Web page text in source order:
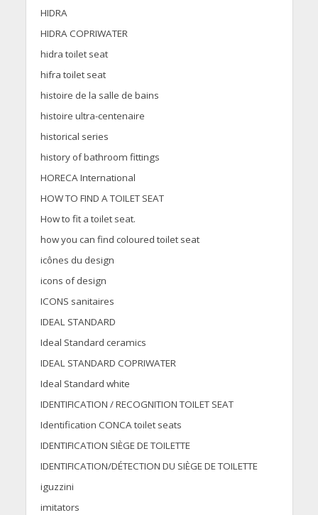
HIDRA
HIDRA COPRIWATER
hidra toilet seat
hifra toilet seat
histoire de la salle de bains
histoire ultra-centenaire
historical series
history of bathroom fittings
HORECA International
HOW TO FIND A TOILET SEAT
How to fit a toilet seat.
how you can find coloured toilet seat
icônes du design
icons of design
ICONS sanitaires
IDEAL STANDARD
Ideal Standard ceramics
IDEAL STANDARD COPRIWATER
Ideal Standard white
IDENTIFICATION / RECOGNITION TOILET SEAT
Identification CONCA toilet seats
IDENTIFICATION SIÈGE DE TOILETTE
IDENTIFICATION/DÉTECTION DU SIÈGE DE TOILETTE
iguzzini
imitators